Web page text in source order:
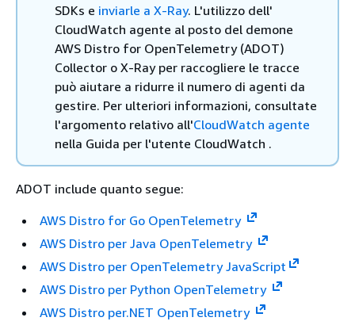
SDKs e inviarle a X-Ray. L'utilizzo dell'
CloudWatch agente al posto del demone
AWS Distro for OpenTelemetry (ADOT)
Collector o X-Ray per raccogliere le tracce
può aiutare a ridurre il numero di agenti da
gestire. Per ulteriori informazioni, consultate
l'argomento relativo all'CloudWatch agente
nella Guida per l'utente CloudWatch .
ADOT include quanto segue:
AWS Distro for Go OpenTelemetry
AWS Distro per Java OpenTelemetry
AWS Distro per OpenTelemetry JavaScript
AWS Distro per Python OpenTelemetry
AWS Distro per.NET OpenTelemetry